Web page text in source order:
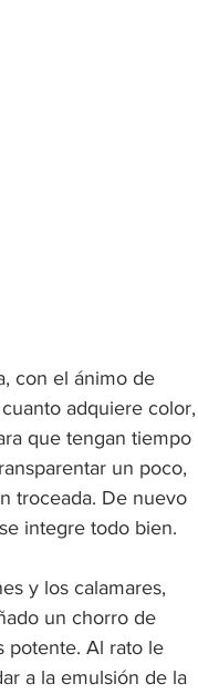
con el ánimo de
adquiere color,
que tengan tiempo
un poco,
troceada. De nuevo
integre todo bien.
y los calamares,
un chorro de
potente. Al rato le
a la emulsión de la